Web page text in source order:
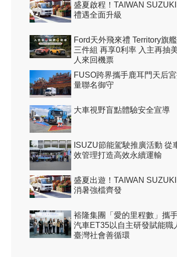
盛夏啟程！TAIWAN SUZUKI
禮遇全面升級
Ford天外飛來禮 Territory旗
三件組 再享0利率 入主再抽
人來回機票
FUSO跨界攜手鹿耳門天后
量聯名御守
大車視野盲點體驗安全宣導
ISUZU節能駕駛推廣活動 從
效管理打造高效永續運輸
盛夏出遊！TAIWAN SUZUKI
消暑強檔齊發
裕隆集團「愛的里程數」攜
汽車ET35以自主研發賦能職
臺灣社會善循環